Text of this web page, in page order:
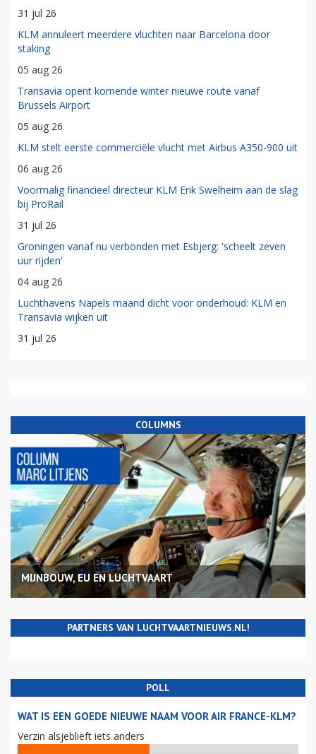
31 jul 26
KLM annuleert meerdere vluchten naar Barcelona door
staking
05 aug 26
Transavia opent komende winter nieuwe route vanaf
Brussels Airport
05 aug 26
KLM stelt eerste commerciële vlucht met Airbus A350-900 uit
06 aug 26
Voormalig financieel directeur KLM Erik Swelheim aan de slag
bij ProRail
31 jul 26
Groningen vanaf nu verbonden met Esbjerg: 'scheelt zeven
uur rijden'
04 aug 26
Luchthavens Napels maand dicht voor onderhoud: KLM en
Transavia wijken uit
31 jul 26
COLUMNS
MIJNBOUW, EU EN LUCHTVAART
PARTNERS VAN LUCHTVAARTNIEUWS.NL!
POLL
WAT IS EEN GOEDE NIEUWE NAAM VOOR AIR FRANCE-KLM?
Verzin alsjeblieft iets anders